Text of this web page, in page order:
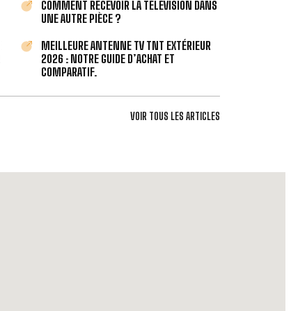
COMMENT RECEVOIR LA TÉLÉVISION DANS
UNE AUTRE PIÈCE ?
MEILLEURE ANTENNE TV TNT EXTÉRIEUR
2026 : NOTRE GUIDE D’ACHAT ET
COMPARATIF.
VOIR TOUS LES ARTICLES